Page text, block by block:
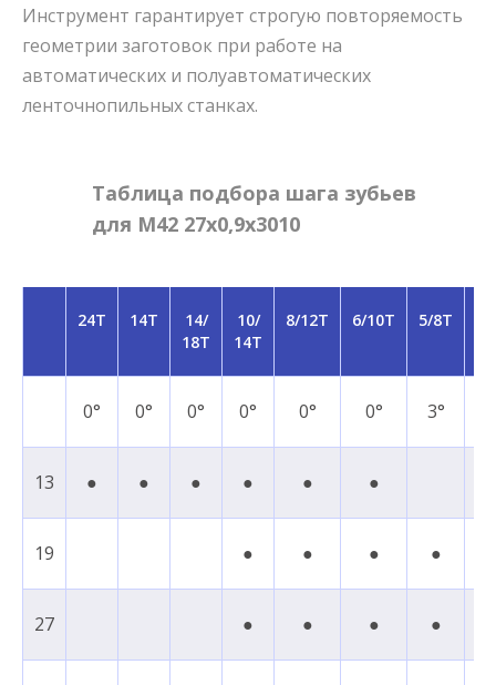
Инструмент гарантирует строгую повторяемость
геометрии заготовок при работе на
автоматических и полуавтоматических
ленточнопильных станках.
Таблица подбора шага зубьев
для M42 27x0,9x3010
24T 14T
14/
18T
10/
14T
8/12T 6/10T 5/8T
0° 0° 0° 0° 0° 0° 3°
13 ● ● ● ● ● ●
19 ● ● ● ●
27 ● ● ● ●